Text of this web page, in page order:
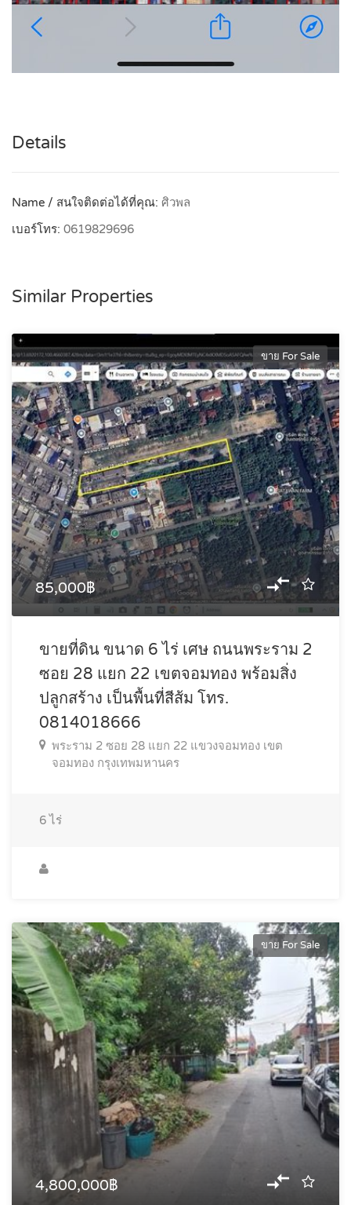
Details
Name / สนใจติดต่อได้ที่คุณ: ศิวพล
เบอร์โทร: 0619829696
Similar Properties
ขาย For Sale
85,000฿
ขายที่ดิน ขนาด 6 ไร่ เศษ ถนนพระราม 2
ซอย 28 แยก 22 เขตจอมทอง พร้อมสิ่ง
ปลูกสร้าง เป็นพื้นที่สีส้ม โทร.
0814018666
พระราม 2 ซอย 28 แยก 22 แขวงจอมทอง เขต
จอมทอง กรุงเทพมหานคร
6ไร่
ขาย For Sale
4,800,000฿